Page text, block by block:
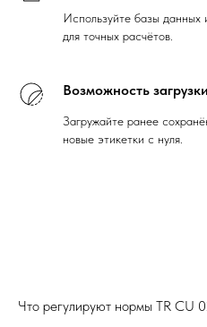
Используйте базы данных
для точных расчётов.
Возможность
Загружайте ранее
новые этикетки с нуля.
Что регулируют нормы TR CU